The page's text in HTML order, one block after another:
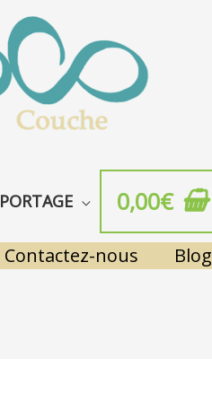
PORTAGE 0,00€
Contactez-nous Blog